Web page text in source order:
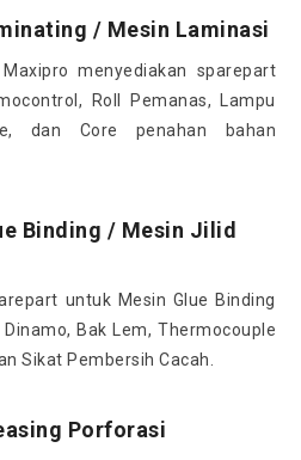
/ Mesin Laminasi
menyediakan sparepart
Roll Pemanas, Lampu
dan Core penahan bahan
Binding / Mesin Jilid
untuk Mesin Glue Binding
Bak Lem, Thermocouple
Sikat Pembersih Cacah.
Porforasi